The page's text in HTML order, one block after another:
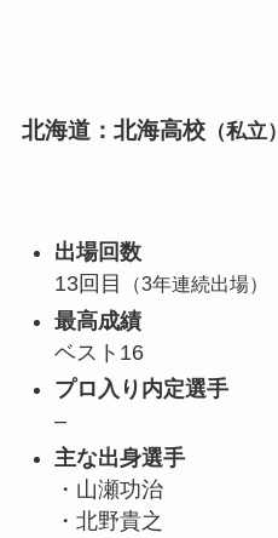
北海道：北海高校（私立）
出場回数
13回目
（3年連続出場）
最高成績
ベスト16
プロ入り内定選手
–
主な出身選手
・山瀬功治
・北野貴之